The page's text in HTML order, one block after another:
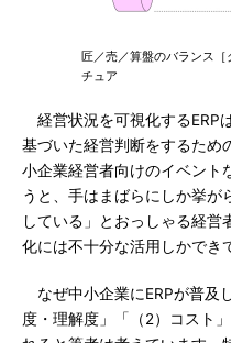
匠／売／算盤のバランス
チュア
経営状況を可視化するERP
基づいた経営判断をするため
小企業経営者向けのイベント
うと、手はまばらにしか挙が
している」とおっしゃる経営
化には不十分な活用しかでき
なぜ中小企業にERPが普及
度・理解度」「（2）コスト